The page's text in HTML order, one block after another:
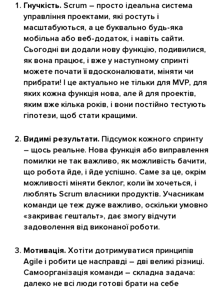
Гнучкість. Scrum – просто ідеальна система
управління проектами, які ростуть і
масштабуються, а це буквально будь-яка
мобільна або веб-додаток, і навіть сайти.
Сьогодні ви додали нову функцію, подивилися,
як вона працює, і вже у наступному спринті
можете почати її вдосконалювати, міняти чи
прибрати! І це актуально не тільки для MVP, для
яких кожна функція нова, але й для проектів,
яким вже кілька років, і вони постійно тестують
гіпотези, щоб стати кращими.
Видимі результати. Підсумок кожного спринту
– щось реальне. Нова функція або виправлення
помилки не так важливо, як можливість бачити,
що робота йде, і йде успішно. Саме за це, окрім
можливості міняти беклог, коли їм хочеться, і
люблять Scrum власники продуктів. Учасникам
команди це теж дуже важливо, оскільки умовно
«закриває гештальт», дає змогу відчути
задоволення від виконаної роботи.
Мотивація. Хотіти дотримуватися принципів
Agile і робити це насправді – дві великі різниці.
Самоорганізація команди – складна задача:
далеко не всі люди готові брати на себе